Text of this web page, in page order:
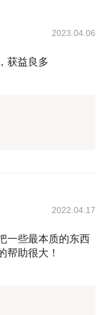
2023.04.06
获益良多
2022.04.17
一些最本质的东西
帮助很大！